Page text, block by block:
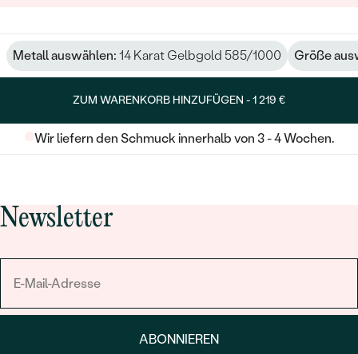
Metall auswählen: 14 Karat Gelbgold 585/1000 Größe
ZUM WARENKORB HINZUFÜGEN -1 219 €
Wir liefern den Schmuck innerhalb von 3 - 4 Wochen.
Newsletter
ABONNIEREN